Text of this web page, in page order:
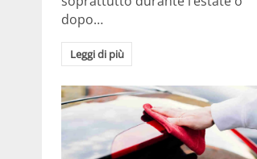
dopo…
Leggi di più